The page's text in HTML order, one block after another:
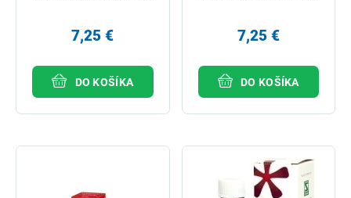
7,25 €
DO KOŠÍKA
7,25 €
DO KOŠÍKA